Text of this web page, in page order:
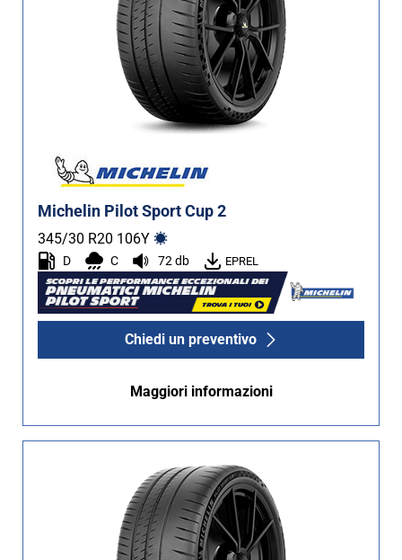
Tutti i tipi (9)
Auto (9)
Furgone (0)
Run flat
Runflat (0)
Non Run flat (9)
Più opzioni
Michelin Pilot Sport Cup 2
345/30 R20 106Y
D C 72 db EPREL
Chiedi un preventivo
Maggiori informazioni